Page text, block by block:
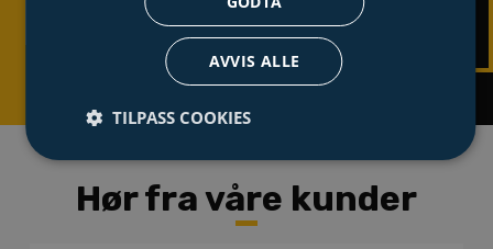
TA KONTAKT
UTFORSK
TJENESTER
Hør fra våre kunder
AVVIS ALLE
TILPASS COOKIES